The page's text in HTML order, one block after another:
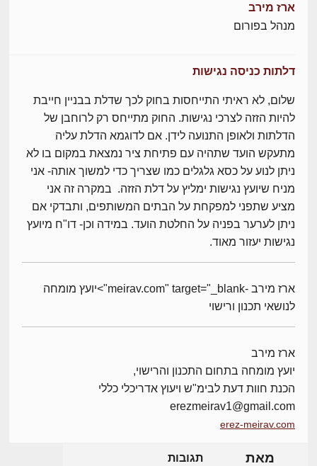
ארז מירב
מנהל בפורום
דלתות כניסה נגישות
שלום, לא ראיתי התייחסות בחוק לכך שדלת בבניין חייבת
להיות הזזה לצרכי נגישות. החוק מתייחס רק לרוחבן של
הדלתות ולאופן התנועה לידן. אם לדוגמא הדלת עליה
מתעקש הועד שתהיה עם פתיחת ציר נמצאת במקום בו לא
ניתן לנוע על כסא גלגלים כמו שצריך כדי למשוך אותה- אני
מניח שיועץ נגישות ימליץ על דלת הזזה. במקרה זה אני
מציע שתפני למפקחת על הבתים המשותפים, ותבדקי אם
ניתן לערער בפניה על החלטת הועד. במידה וכן- דו"ח מיועץ
נגישות יעזור מאוד.
ארז מירב -meirav.com" target="_blank">יועץ מומחה
לנושאי תכנון ורישוי
ארז מירב
יועץ מומחה בתחום התכנון והרישוי,
הכנת חוות דעת לבימ"ש ויעוץ אדריכלי כללי
erezmeirav1@gmail.com
erez-meirav.com
מאת תגובות